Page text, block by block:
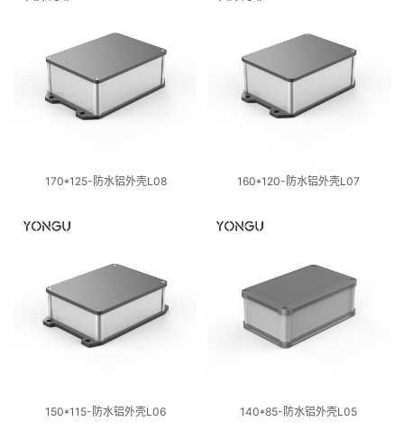
170*125-防水铝外壳L08 160*120-防水铝外壳L07
150*115-防水铝外壳L06 140*85-防水铝外壳L05